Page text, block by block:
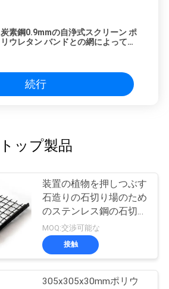
炭素鋼0.9mmの自浄式スクリーン ポ
リウレタン バンドとの網によって編
続行
トップ製品
装置の植物を押しつぶす
石造りの石切り場のため
のステンレス鋼の石切り
場スクリーンの網
MOQ:交渉可能な
接触
305x305x30mmポリウ